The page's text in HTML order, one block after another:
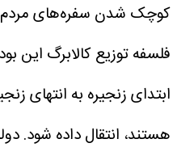
کوچک شدن سفره‌های
فلسفه توزیع کالابرگ این
ابتدای زنجیره به انتهای
هستند، انتقال داده شود.